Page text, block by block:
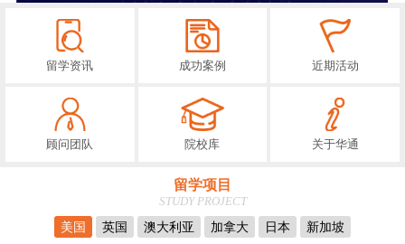
留学资讯 成功案例 近期活动
顾问团队 院校库 关于华通
留学项目
STUDY PROJECT
美国
英国 澳大利亚 加拿大 日本 新加坡